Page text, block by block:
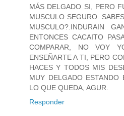
MÁS DELGADO SI, PERO
MUSCULO SEGURO.
MUSCULO?.INDURAIN
ENTONCES CACAITO
COMPARAR, NO VOY
ENSEÑARTE A TI, PERO
HACES Y TODOS MIS
MUY DELGADO ESTANDO
LO QUE QUEDA, AGUR.
Responder